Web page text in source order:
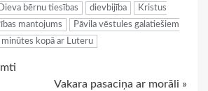
Dieva bērnu tiesības dievbijība
Kristus
mantojums
Pāvila vēstules galatiešiem
minūtes kopā ar Luteru
Vakara pasaciņa ar morāli »